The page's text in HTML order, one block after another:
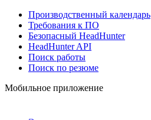
Производственный календарь
Требования к ПО
Безопасный HeadHunter
HeadHunter API
Поиск работы
Поиск по резюме
Мобильное приложение